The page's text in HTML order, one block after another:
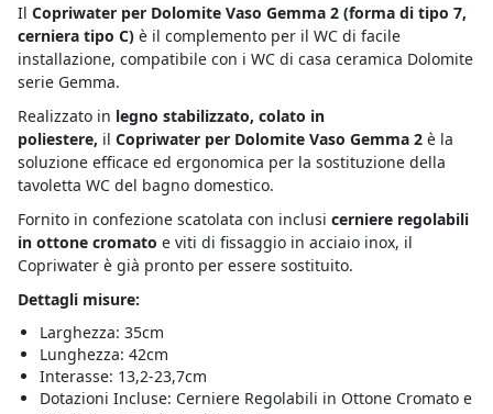
Il Copriwater per Dolomite Vaso Gemma 2 (forma di tipo 7,
cerniera tipo C) è il complemento per il WC di facile
installazione, compatibile con i WC di casa ceramica Dolomite
serie Gemma.
Realizzato in legno stabilizzato, colato in
poliestere, il Copriwater per Dolomite Vaso Gemma 2è la
soluzione efficace ed ergonomica per la sostituzione della
tavoletta WC del bagno domestico.
Fornito in confezione scatolata con inclusi cerniere regolabili
in ottone cromato e viti di fissaggio in acciaio inox, il
Copriwater è già pronto per essere sostituito.
Dettagli misure:
Larghezza: 35cm
Lunghezza: 42cm
Interasse: 13,2-23,7cm
Dotazioni Incluse: Cerniere Regolabili in Ottone Cromato e